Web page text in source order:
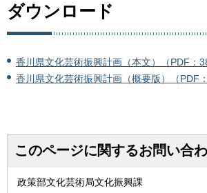
ダウンロード
香川県文化芸術振興計画（本文）（PDF：
香川県文化芸術振興計画（概要版）（PDF
このページに関するお問い合
政策部文化芸術局文化振興課